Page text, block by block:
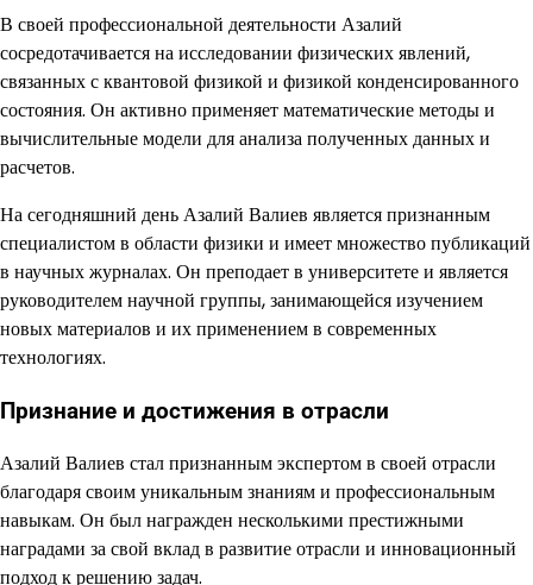
В своей профессиональной деятельности Азалий
сосредотачивается на исследовании физических явлений,
связанных с квантовой физикой и физикой конденсированного
состояния. Он активно применяет математические методы и
вычислительные модели для анализа полученных данных и
расчетов.
На сегодняшний день Азалий Валиев является признанным
специалистом в области физики и имеет множество публикаций
в научных журналах. Он преподает в университете и является
руководителем научной группы, занимающейся изучением
новых материалов и их применением в современных
технологиях.
Признание и достижения в отрасли
Азалий Валиев стал признанным экспертом в своей отрасли
благодаря своим уникальным знаниям и профессиональным
навыкам. Он был награжден несколькими престижными
наградами за свой вклад в развитие отрасли и инновационный
подход к решению задач.